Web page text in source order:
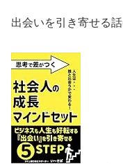
出会いを引き寄せる